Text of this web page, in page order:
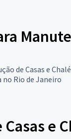
de Casas e
no Rio de Janeiro
e